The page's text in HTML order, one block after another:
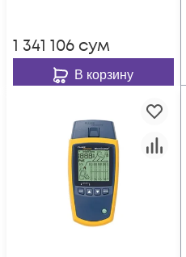
1 341 106 сум
В корзину